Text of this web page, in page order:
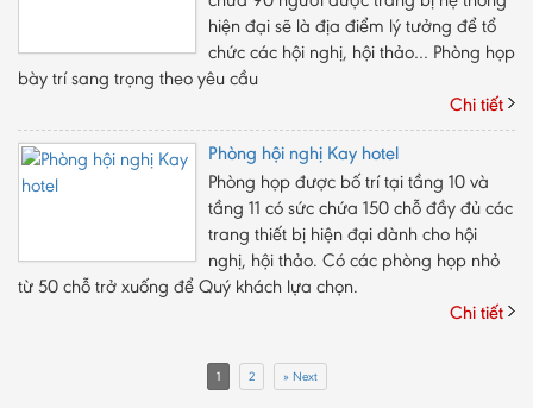
hiện đại sẽ là địa điểm lý tưởng để tổ
chức các hội nghị, hội thảo… Phòng họp
bày trí sang trọng theo yêu cầu
Chi tiết
Phòng hội nghị Kay hotel
Phòng họp được bố trí tại tầng 10 và
tầng 11 có sức chứa 150 chỗ đầy đủ các
trang thiết bị hiện đại dành cho hội
nghị, hội thảo. Có các phòng họp nhỏ
từ 50 chỗ trở xuống để Quý khách lựa chọn.
Chi tiết
1 2 » Next